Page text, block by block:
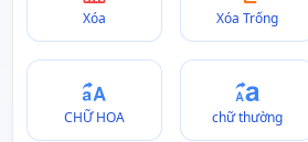
Xóa Xóa Trống
CHỮ HOA chữ thường